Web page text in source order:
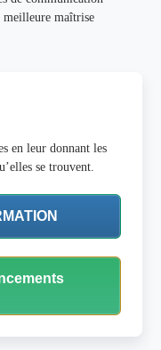
meilleure maîtrise
en leur donnant les
se trouvent.